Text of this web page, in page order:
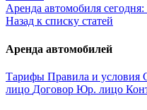
Аренда автомобиля
Назад к списку статей
Аренда автомобилей
Тарифы Правила и условия
лицо Договор Юр. лицо